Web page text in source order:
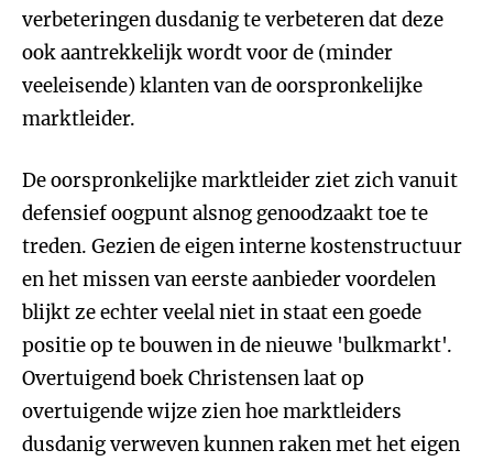
verbeteringen dusdanig te verbeteren dat deze
ook aantrekkelijk wordt voor de (minder
veeleisende) klanten van de oorspronkelijke
marktleider.
De oorspronkelijke marktleider ziet zich vanuit
defensief oogpunt alsnog genoodzaakt toe te
treden. Gezien de eigen interne kostenstructuur
en het missen van eerste aanbieder voordelen
blijkt ze echter veelal niet in staat een goede
positie op te bouwen in de nieuwe 'bulkmarkt'.
Overtuigend boek Christensen laat op
overtuigende wijze zien hoe marktleiders
dusdanig verweven kunnen raken met het eigen